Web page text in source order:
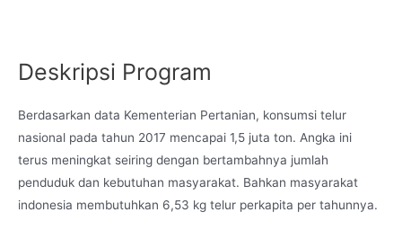
Deskripsi Program
Berdasarkan data Kementerian Pertanian, konsumsi telur
nasional pada tahun 2017 mencapai 1,5 juta ton. Angka ini
terus meningkat seiring dengan bertambahnya jumlah
penduduk dan kebutuhan masyarakat. Bahkan masyarakat
indonesia membutuhkan 6,53 kg telur perkapita per tahunnya.